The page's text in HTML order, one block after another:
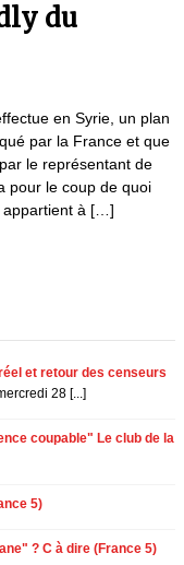
du
en Syrie, un plan
par la France et que
le représentant de
pour le coup de quoi
appartient à […]
et retour des censeurs
28 [...]
coupable" Le club de la
5)
? C à dire (France 5)